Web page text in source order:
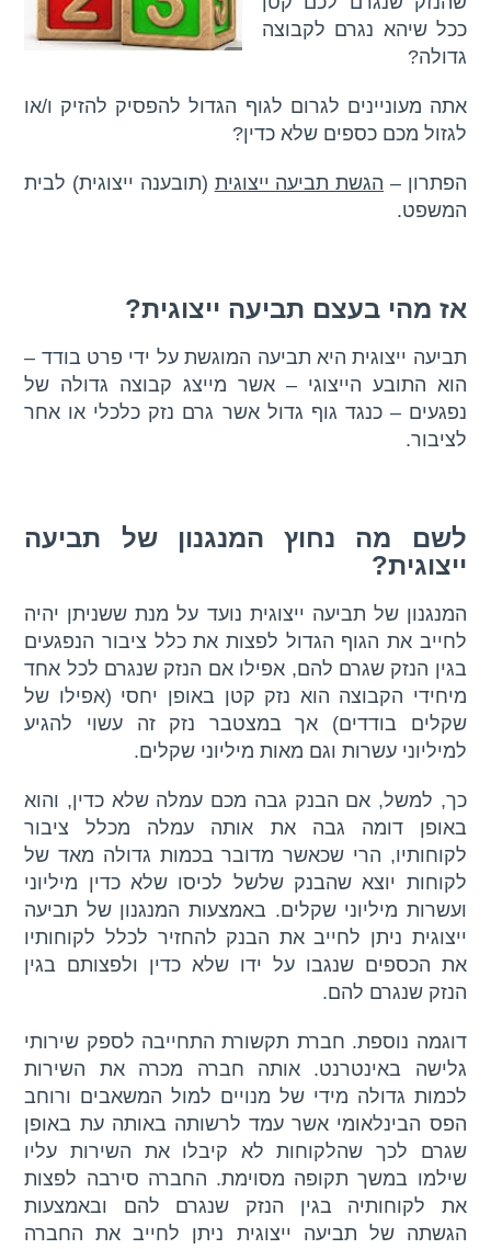
font_download סמן קישורים
כל
האפשרויות
k
p
m
ככל שיהא נגרם לקבוצה
גדולה?
אתה מעוניינים לגרום לגוף הגדול להפסיק להזיק ו/או
לגזול מכם כספים שלא כדין?
הפתרון – הגשת תביעה ייצוגית (תובענה ייצוגית) לבית
המשפט.
אז מהי בעצם תביעה ייצוגית?
תביעה ייצוגית היא תביעה המוגשת על ידי פרט בודד –
הוא התובע הייצוגי – אשר מייצג קבוצה גדולה של
נפגעים – כנגד גוף גדול אשר גרם נזק כלכלי או אחר
לציבור.
לשם מה נחוץ המנגנון של תביעה
ייצוגית?
המנגנון של תביעה ייצוגית נועד על מנת ששניתן יהיה
לחייב את הגוף הגדול לפצות את כלל ציבור הנפגעים
בגין הנזק שגרם להם, אפילו אם הנזק שנגרם לכל אחד
מיחידי הקבוצה הוא נזק קטן באופן יחסי (אפילו של
שקלים בודדים) אך במצטבר נזק זה עשוי להגיע
למיליוני עשרות וגם מאות מיליוני שקלים.
כך, למשל, אם הבנק גבה מכם עמלה שלא כדין, והוא
באופן דומה גבה את אותה עמלה מכלל ציבור
לקוחותיו, הרי שכאשר מדובר בכמות גדולה מאד של
לקוחות יוצא שהבנק שלשל לכיסו שלא כדין מיליוני
ועשרות מיליוני שקלים. באמצעות המנגנון של תביעה
ייצוגית ניתן לחייב את הבנק להחזיר לכלל לקוחותיו
את הכספים שנגבו על ידו שלא כדין ולפצותם בגין
הנזק שנגרם להם.
דוגמה נוספת. חברת תקשורת התחייבה לספק שירותי
גלישה באינטרנט. אותה חברה מכרה את השירות
לכמות גדולה מידי של מנויים למול המשאבים ורוחב
הפס הבינלאומי אשר עמד לרשותה באותה עת באופן
שגרם לכך שהלקוחות לא קיבלו את השירות עליו
שילמו במשך תקופה מסוימת. החברה סירבה לפצות
את לקוחותיה בגין הנזק שנגרם להם ובאמצעות
הגשתה של תביעה ייצוגית ניתן לחייב את החברה